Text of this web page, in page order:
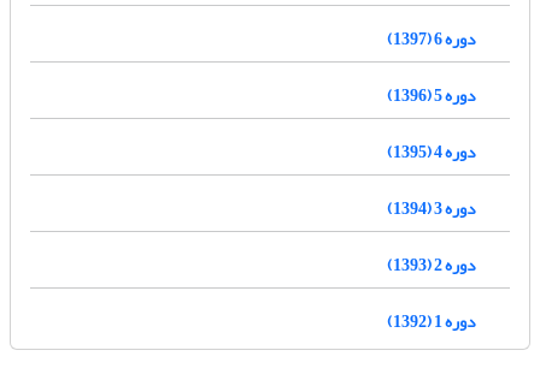
دوره 6 (1397)
دوره 5 (1396)
دوره 4 (1395)
دوره 3 (1394)
دوره 2 (1393)
دوره 1 (1392)